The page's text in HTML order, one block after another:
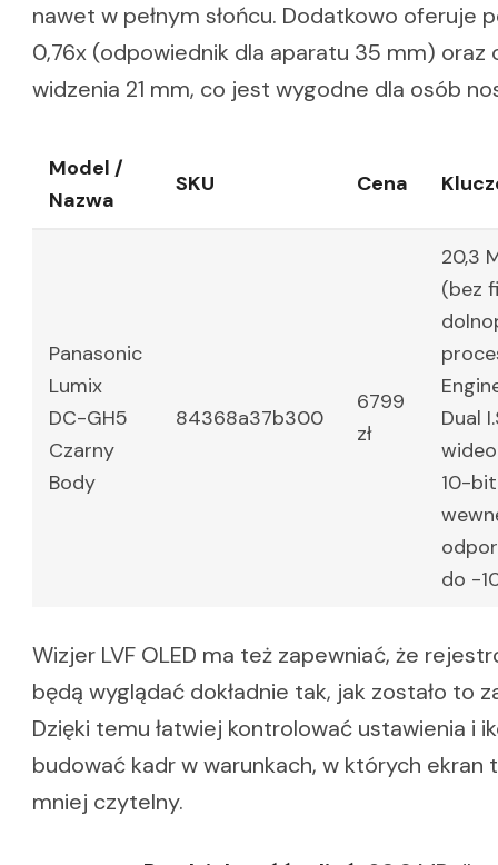
nawet w pełnym słońcu. Dodatkowo oferuje
0,76x (odpowiednik dla aparatu 35 mm) oraz
widzenia 21 mm, co jest wygodne dla osób
Model /
Nazwa
SKU Cena
Panasonic
Lumix
DC-GH5
Czarny
Body
84368a37b300
6799
zł
20,3
(bez
Dual
10-
do -
Wizjer LVF OLED ma też zapewniać, że
będą wyglądać dokładnie tak, jak zostało to
Dzięki temu łatwiej kontrolować ustawienia i
budować kadr w warunkach, w których ekran
mniej czytelny.